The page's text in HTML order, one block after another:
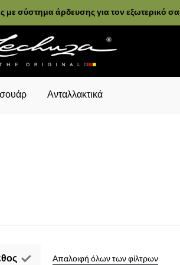
με σύστημα άρδευσης για τον εξωτερικό
Ανταλλακτικά
Απαλοιφή όλων των φίλτρων